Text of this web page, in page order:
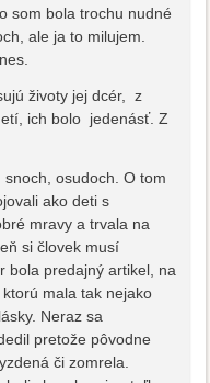
som bola trochu nudné
ale ja to milujem.
životy jej dcér, z
ich bolo jedenásť. Z
osudoch. O tom
ako deti s
mravy a trvala na
si človek musí
bola predajný artikel, na
mala tak nejako
Neraz sa
pretože pôvodne
či zomrela.